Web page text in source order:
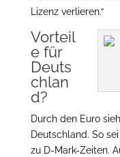
Lizenz verlieren.“
Vorteil
e für
Deuts
chlan
d?
Durch den Euro
Deutschland. So
zu D-Mark-Zeiten.